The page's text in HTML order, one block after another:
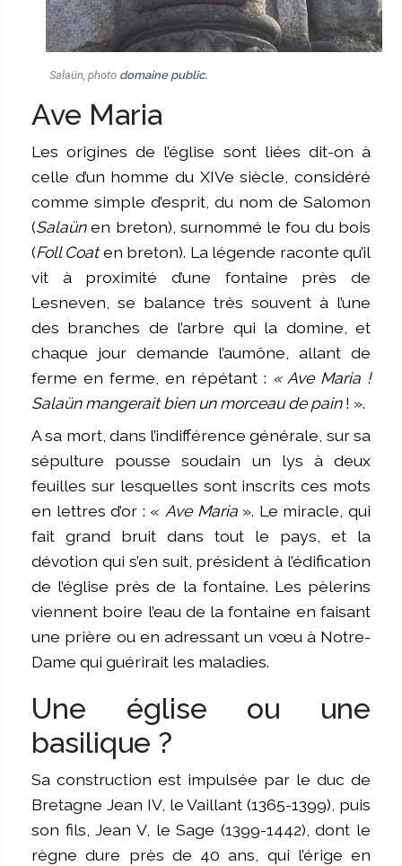
Salaün, photo domaine public.
Ave Maria
Les origines de l’église sont liées dit-on à
celle d’un homme du XIVe siècle, considéré
comme simple d’esprit, du nom de Salomon
(Salaünen breton), surnommé le fou du bois
(Foll Coaten breton). La légende raconte qu’il
vit à proximité d’une fontaine près de
Lesneven, se balance très souvent à l’une
des branches de l’arbre qui la domine, et
chaque jour demande l’aumône, allant de
ferme en ferme, en répétant : « Ave Maria !
Salaün mangerait bien un morceau de pain! ».
A sa mort, dans l’indifférence générale, sur sa
sépulture pousse soudain un lys à deux
feuilles sur lesquelles sont inscrits ces mots
en lettres d’or : « Ave Maria». Le miracle, qui
fait grand bruit dans tout le pays, et la
dévotion qui s’en suit, président à l’édification
de l’église près de la fontaine. Les pèlerins
viennent boire l’eau de la fontaine en faisant
une prière ou en adressant un vœu à Notre-
Dame qui guérirait les maladies.
Une église ou une
basilique ?
Sa construction est impulsée par le duc de
Bretagne Jean IV, le Vaillant (1365-1399), puis
son fils, Jean V, le Sage (1399-1442), dont le
règne dure près de 40 ans, qui l’érige en